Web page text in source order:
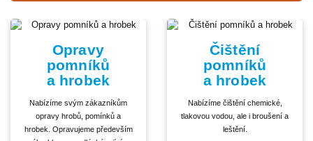
Opravy
pomníků
a hrobek
Nabízíme svým zákazníkům
opravy hrobů, pomínků a
hrobek. Opravujeme především
Čištění
pomníků
a hrobek
Nabízíme čištění chemické,
tlakovou vodou, ale i broušení a
leštění.